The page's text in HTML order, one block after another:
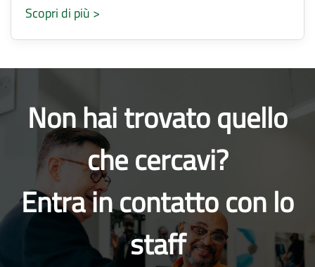
Scopri di più >
Non hai trovato quello
che cercavi?
Entra in contatto con lo
staff